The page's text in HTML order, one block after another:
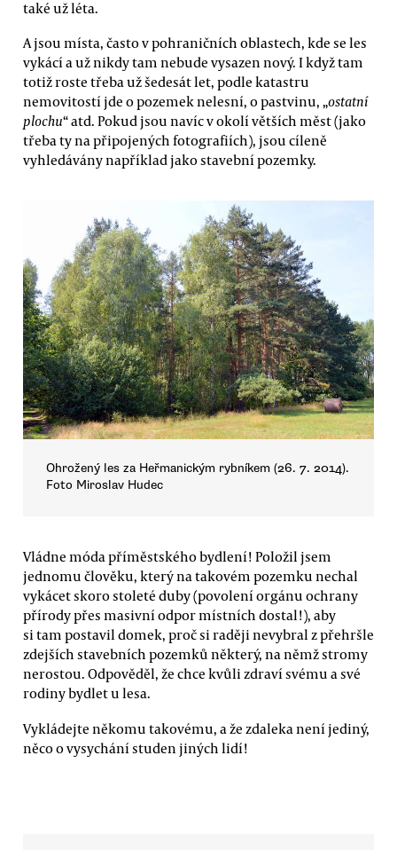
také už léta.
A jsou místa, často v pohraničních oblastech, kde se les
vykácí a už nikdy tam nebude vysazen nový. I když tam
totiž roste třeba už šedesát let, podle katastru
nemovitostí jde o pozemek nelesní, o pastvinu, „ostatní
plochu“ atd. Pokud jsou navíc v okolí větších měst (jako
třeba ty na připojených fotografiích), jsou cíleně
vyhledávány například jako stavební pozemky.
Ohrožený les za Heřmanickým rybníkem (26. 7. 2014).
Foto Miroslav Hudec
Vládne móda příměstského bydlení! Položil jsem
jednomu člověku, který na takovém pozemku nechal
vykácet skoro stoleté duby (povolení orgánu ochrany
přírody přes masivní odpor místních dostal!), aby
si tam postavil domek, proč si raději nevybral z přehršle
zdejších stavebních pozemků některý, na němž stromy
nerostou. Odpověděl, že chce kvůli zdraví svému a své
rodiny bydlet u lesa.
Vykládejte někomu takovému, a že zdaleka není jediný,
něco o vysychání studen jiných lidí!